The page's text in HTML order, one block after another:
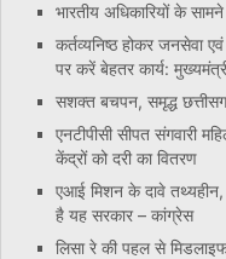
भारतीय अधिकारियों के
कर्तव्यनिष्ठ होकर जनसेवा
पर करें बेहतर कार्य:
सशक्त बचपन, समृद्ध
एनटीपीसी सीपत संगवारी
केंद्रों को दरी का वितरण
एआई मिशन के दावे तथ्यहीन,
है यह सरकार – कांग्रेस
लिसा रे की पहल से